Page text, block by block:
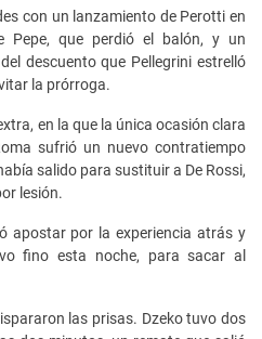
con un lanzamiento de Perotti en
que perdió el balón, y un
descuento que Pellegrini estrelló
la prórroga.
en la que la única ocasión clara
sufrió un nuevo contratiempo
salido para sustituir a De Rossi,
lesión.
apostar por la experiencia atrás y
fino esta noche, para sacar al
las prisas. Dzeko tuvo dos